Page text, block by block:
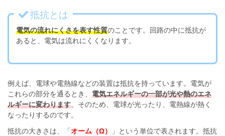
抵抗とは
電気の流れにくさを表す性質のことです。回路の中に抵抗が
あると、電気は流れにくくなります。
例えば、電球や電熱線などの装置は抵抗を持っています。電気が
これらの部分を通るとき、 電気エネルギーの一部が光や熱のエネ
ルギーに変わります。そのため、電球が光ったり、電熱線が熱く
なったりするのです。
抵抗の大きさは、「 オーム（Ω）
」という単位で表されます。抵抗